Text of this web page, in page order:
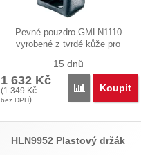
Pevné pouzdro GMLN1110
vyrobené z tvrdé kůže pro
15 dnů
1 632 Kč
(1 349 Kč
bez DPH)
Porovnat
Koupit
HLN9952 Plastový držák